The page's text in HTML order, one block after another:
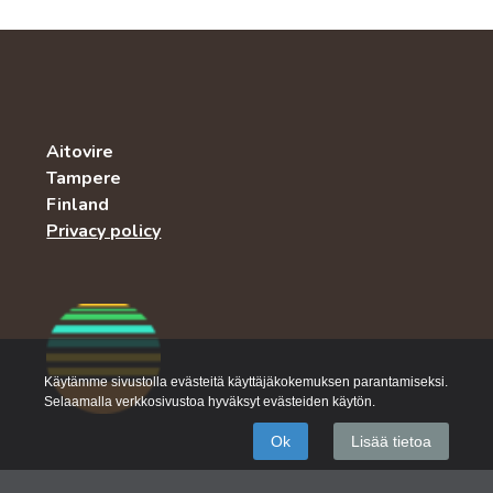
Aitovire
Tampere
Finland
Privacy policy
Käytämme sivustolla evästeitä käyttäjäkokemuksen parantamiseksi.
Selaamalla verkkosivustoa hyväksyt evästeiden käytön.
Ok Lisää tietoa